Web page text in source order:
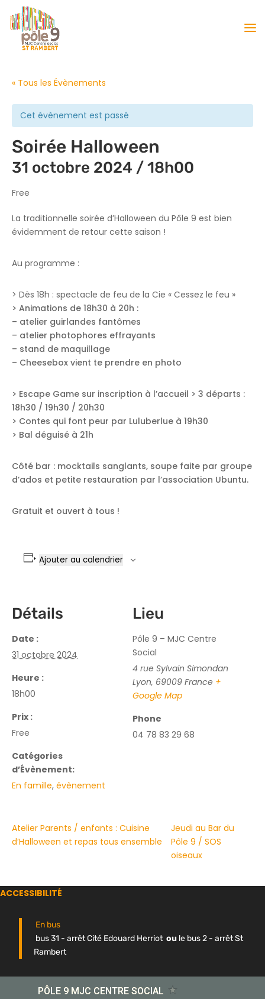
« Tous les Évènements
Cet évènement est passé
Soirée Halloween
31 octobre 2024 / 18h00
Free
La traditionnelle soirée d’Halloween du Pôle 9 est bien
évidemment de retour cette saison !
Au programme :
> Dès 18h : spectacle de feu de la Cie « Cessez le feu »
> Animations de 18h30 à 20h :
– atelier guirlandes fantômes
– atelier photophores effrayants
– stand de maquillage
– Cheesebox vient te prendre en photo
> Escape Game sur inscription à l’accueil > 3 départs :
18h30 / 19h30 / 20h30
> Contes qui font peur par Luluberlue à 19h30
> Bal déguisé à 21h
Côté bar : mocktails sanglants, soupe faite par groupe
d’ados et petite restauration par l’association Ubuntu.
Gratuit et ouvert à tous !
Ajouter au calendrier
Détails
Date :
31 octobre 2024
Heure :
18h00
Prix :
Free
Catégories
d’Évènement:
En famille, évènement
Lieu
Pôle 9 – MJC Centre
Social
4 rue Sylvain Simondan
Lyon, 69009 France +
Google Map
Phone
04 78 83 29 68
Atelier Parents / enfants : Cuisine
d’Halloween et repas tous ensemble
Jeudi au Bar du
Pôle 9 / SOS
oiseaux
ACCESSIBILITÉ
En bus
bus 31 - arrêt Cité Edouard Herriot ou le bus 2 - arrêt St
Rambert